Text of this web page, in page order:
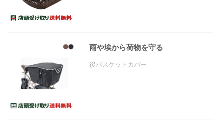
雨や埃から荷物を守る
後バスケットカバー